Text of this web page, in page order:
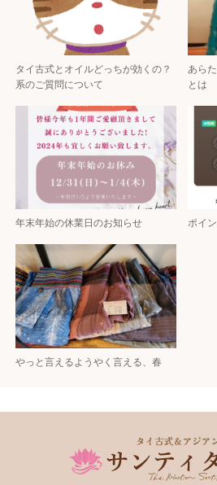
タイ古式とオイルどっちが効くの？
系のご質問について
あら
とは
年末年始の休業日のお知らせ ポイ
やっと言えるようやく言える、春